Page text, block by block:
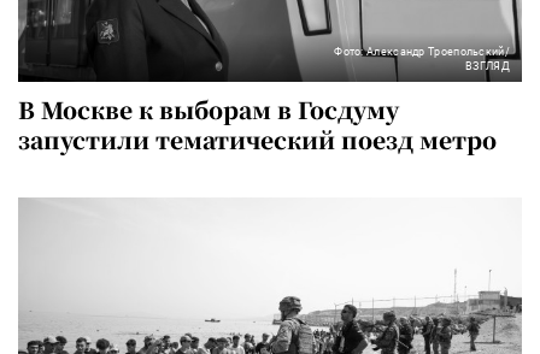
Фото: Александр Троепольский/
ВЗГЛЯД
В Москве к выборам в Госдуму
запустили тематический поезд метро